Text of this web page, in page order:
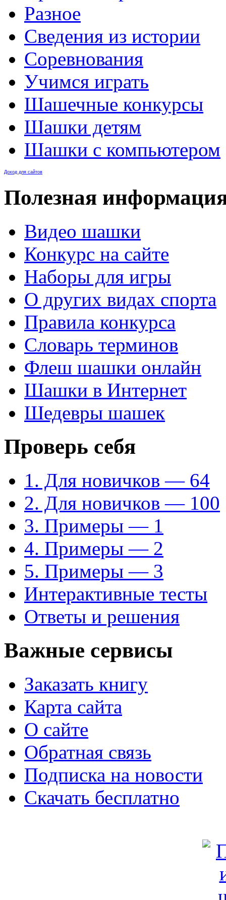
Разное
Сведения из истории
Соревнования
Учимся играть
Шашечные конкурсы
Шашки детям
Шашки с компьютером
Доход для сайтов
Полезная
Видео шашки
Конкурс на сайте
Наборы для игры
О других видах спорта
Правила конкурса
Словарь терминов
Флеш шашки онлайн
Шашки в Интернет
Шедевры шашек
Проверь себя
1. Для новичков — 64
2. Для новичков — 100
3. Примеры — 1
4. Примеры — 2
5. Примеры — 3
Интерактивные тесты
Ответы и решения
Важные сервисы
Заказать книгу
Карта сайта
О сайте
Обратная связь
Подписка на новости
Скачать бесплатно